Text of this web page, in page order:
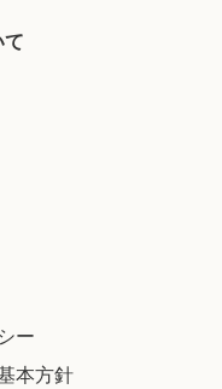
ー
本方針